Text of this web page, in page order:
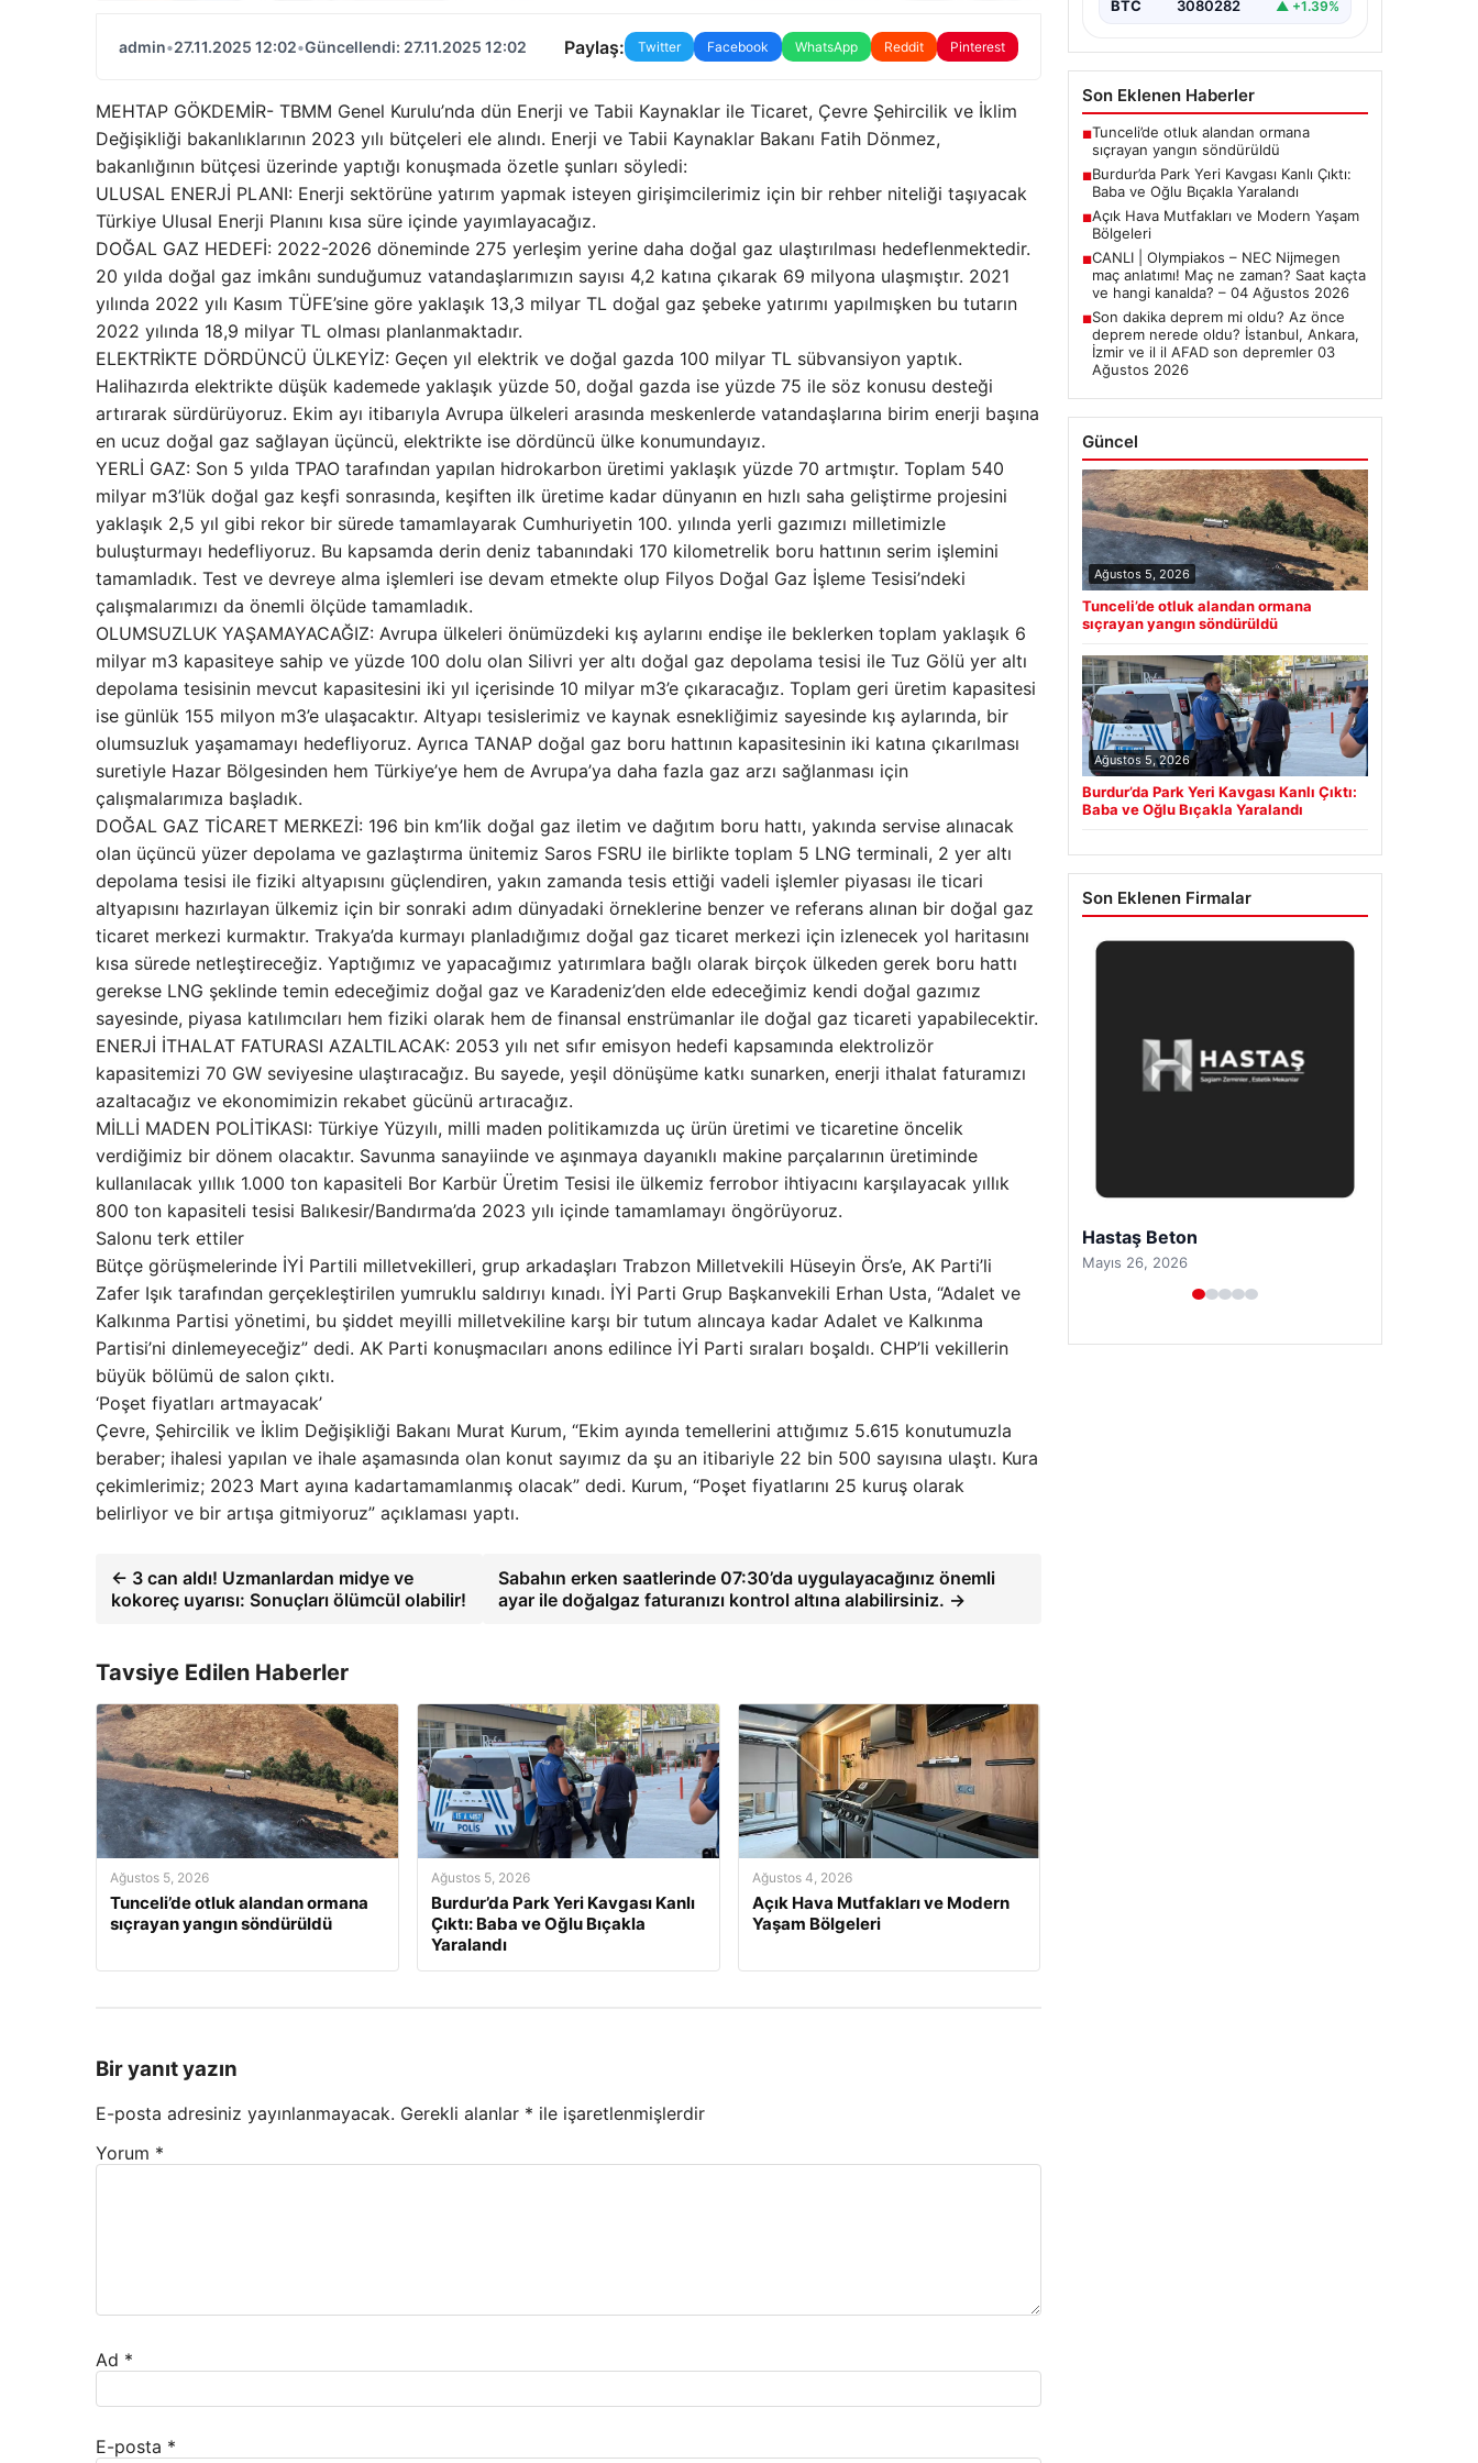
admin•27.11.2025 12:02•Güncellendi: 27.11.2025 12:02 Paylaş: Twitter Facebook WhatsApp Reddit Pinterest
MEHTAP GÖKDEMİR- TBMM Genel Kurulu’nda dün Enerji ve Tabii Kaynaklar ile Ticaret, Çevre Şehircilik ve İklim
Değişikliği bakanlıklarının 2023 yılı bütçeleri ele alındı. Enerji ve Tabii Kaynaklar Bakanı Fatih Dönmez,
bakanlığının bütçesi üzerinde yaptığı konuşmada özetle şunları söyledi:
ULUSAL ENERJİ PLANI: Enerji sektörüne yatırım yapmak isteyen girişimcilerimiz için bir rehber niteliği taşıyacak
Türkiye Ulusal Enerji Planını kısa süre içinde yayımlayacağız.
DOĞAL GAZ HEDEFİ: 2022-2026 döneminde 275 yerleşim yerine daha doğal gaz ulaştırılması hedeflenmektedir.
20 yılda doğal gaz imkânı sunduğumuz vatandaşlarımızın sayısı 4,2 katına çıkarak 69 milyona ulaşmıştır. 2021
yılında 2022 yılı Kasım TÜFE’sine göre yaklaşık 13,3 milyar TL doğal gaz şebeke yatırımı yapılmışken bu tutarın
2022 yılında 18,9 milyar TL olması planlanmaktadır.
ELEKTRİKTE DÖRDÜNCÜ ÜLKEYİZ: Geçen yıl elektrik ve doğal gazda 100 milyar TL sübvansiyon yaptık.
Halihazırda elektrikte düşük kademede yaklaşık yüzde 50, doğal gazda ise yüzde 75 ile söz konusu desteği
artırarak sürdürüyoruz. Ekim ayı itibarıyla Avrupa ülkeleri arasında meskenlerde vatandaşlarına birim enerji başına
en ucuz doğal gaz sağlayan üçüncü, elektrikte ise dördüncü ülke konumundayız.
YERLİ GAZ: Son 5 yılda TPAO tarafından yapılan hidrokarbon üretimi yaklaşık yüzde 70 artmıştır. Toplam 540
milyar m3’lük doğal gaz keşfi sonrasında, keşiften ilk üretime kadar dünyanın en hızlı saha geliştirme projesini
yaklaşık 2,5 yıl gibi rekor bir sürede tamamlayarak Cumhuriyetin 100. yılında yerli gazımızı milletimizle
buluşturmayı hedefliyoruz. Bu kapsamda derin deniz tabanındaki 170 kilometrelik boru hattının serim işlemini
tamamladık. Test ve devreye alma işlemleri ise devam etmekte olup Filyos Doğal Gaz İşleme Tesisi’ndeki
çalışmalarımızı da önemli ölçüde tamamladık.
OLUMSUZLUK YAŞAMAYACAĞIZ: Avrupa ülkeleri önümüzdeki kış aylarını endişe ile beklerken toplam yaklaşık 6
milyar m3 kapasiteye sahip ve yüzde 100 dolu olan Silivri yer altı doğal gaz depolama tesisi ile Tuz Gölü yer altı
depolama tesisinin mevcut kapasitesini iki yıl içerisinde 10 milyar m3’e çıkaracağız. Toplam geri üretim kapasitesi
ise günlük 155 milyon m3’e ulaşacaktır. Altyapı tesislerimiz ve kaynak esnekliğimiz sayesinde kış aylarında, bir
olumsuzluk yaşamamayı hedefliyoruz. Ayrıca TANAP doğal gaz boru hattının kapasitesinin iki katına çıkarılması
suretiyle Hazar Bölgesinden hem Türkiye’ye hem de Avrupa’ya daha fazla gaz arzı sağlanması için
çalışmalarımıza başladık.
DOĞAL GAZ TİCARET MERKEZİ: 196 bin km’lik doğal gaz iletim ve dağıtım boru hattı, yakında servise alınacak
olan üçüncü yüzer depolama ve gazlaştırma ünitemiz Saros FSRU ile birlikte toplam 5 LNG terminali, 2 yer altı
depolama tesisi ile fiziki altyapısını güçlendiren, yakın zamanda tesis ettiği vadeli işlemler piyasası ile ticari
altyapısını hazırlayan ülkemiz için bir sonraki adım dünyadaki örneklerine benzer ve referans alınan bir doğal gaz
ticaret merkezi kurmaktır. Trakya’da kurmayı planladığımız doğal gaz ticaret merkezi için izlenecek yol haritasını
kısa sürede netleştireceğiz. Yaptığımız ve yapacağımız yatırımlara bağlı olarak birçok ülkeden gerek boru hattı
gerekse LNG şeklinde temin edeceğimiz doğal gaz ve Karadeniz’den elde edeceğimiz kendi doğal gazımız
sayesinde, piyasa katılımcıları hem fiziki olarak hem de finansal enstrümanlar ile doğal gaz ticareti yapabilecektir.
ENERJİ İTHALAT FATURASI AZALTILACAK: 2053 yılı net sıfır emisyon hedefi kapsamında elektrolizör
kapasitemizi 70 GW seviyesine ulaştıracağız. Bu sayede, yeşil dönüşüme katkı sunarken, enerji ithalat faturamızı
azaltacağız ve ekonomimizin rekabet gücünü artıracağız.
MİLLİ MADEN POLİTİKASI: Türkiye Yüzyılı, milli maden politikamızda uç ürün üretimi ve ticaretine öncelik
verdiğimiz bir dönem olacaktır. Savunma sanayiinde ve aşınmaya dayanıklı makine parçalarının üretiminde
kullanılacak yıllık 1.000 ton kapasiteli Bor Karbür Üretim Tesisi ile ülkemiz ferrobor ihtiyacını karşılayacak yıllık
800 ton kapasiteli tesisi Balıkesir/Bandırma’da 2023 yılı içinde tamamlamayı öngörüyoruz.
Salonu terk ettiler
Bütçe görüşmelerinde İYİ Partili milletvekilleri, grup arkadaşları Trabzon Milletvekili Hüseyin Örs’e, AK Parti’li
Zafer Işık tarafından gerçekleştirilen yumruklu saldırıyı kınadı. İYİ Parti Grup Başkanvekili Erhan Usta, “Adalet ve
Kalkınma Partisi yönetimi, bu şiddet meyilli milletvekiline karşı bir tutum alıncaya kadar Adalet ve Kalkınma
Partisi’ni dinlemeyeceğiz” dedi. AK Parti konuşmacıları anons edilince İYİ Parti sıraları boşaldı. CHP’li vekillerin
büyük bölümü de salon çıktı.
‘Poşet fiyatları artmayacak’
Çevre, Şehircilik ve İklim Değişikliği Bakanı Murat Kurum, “Ekim ayında temellerini attığımız 5.615 konutumuzla
beraber; ihalesi yapılan ve ihale aşamasında olan konut sayımız da şu an itibariyle 22 bin 500 sayısına ulaştı. Kura
çekimlerimiz; 2023 Mart ayına kadartamamlanmış olacak” dedi. Kurum, “Poşet fiyatlarını 25 kuruş olarak
belirliyor ve bir artışa gitmiyoruz” açıklaması yaptı.
← 3 can aldı! Uzmanlardan midye ve
kokoreç uyarısı: Sonuçları ölümcül olabilir!
Sabahın erken saatlerinde 07:30’da uygulayacağınız önemli
ayar ile doğalgaz faturanızı kontrol altına alabilirsiniz. →
Tavsiye Edilen Haberler
Ağustos 5, 2026
Tunceli’de otluk alandan ormana
sıçrayan yangın söndürüldü
Ağustos 5, 2026
Burdur’da Park Yeri Kavgası Kanlı
Çıktı: Baba ve Oğlu Bıçakla
Yaralandı
Ağustos 4, 2026
Açık Hava Mutfakları ve Modern
Yaşam Bölgeleri
Bir yanıt yazın
E-posta adresiniz yayınlanmayacak. Gerekli alanlar * ile işaretlenmişlerdir
Yorum *
Ad *
E-posta *
BTC 3080282 ▲ +1.39%
Son Eklenen Haberler
■Tunceli’de otluk alandan ormana
sıçrayan yangın söndürüldü
■Burdur’da Park Yeri Kavgası Kanlı Çıktı:
Baba ve Oğlu Bıçakla Yaralandı
■Açık Hava Mutfakları ve Modern Yaşam
Bölgeleri
■CANLI | Olympiakos – NEC Nijmegen
maç anlatımı! Maç ne zaman? Saat kaçta
ve hangi kanalda? – 04 Ağustos 2026
■Son dakika deprem mi oldu? Az önce
deprem nerede oldu? İstanbul, Ankara,
İzmir ve il il AFAD son depremler 03
Ağustos 2026
Güncel
Ağustos 5, 2026
Tunceli’de otluk alandan ormana
sıçrayan yangın söndürüldü
Ağustos 5, 2026
Burdur’da Park Yeri Kavgası Kanlı Çıktı:
Baba ve Oğlu Bıçakla Yaralandı
Son Eklenen Firmalar
Prenses Night Club
Nisan 29, 2026